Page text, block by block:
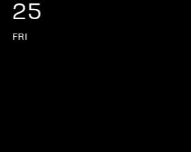
25
FRI